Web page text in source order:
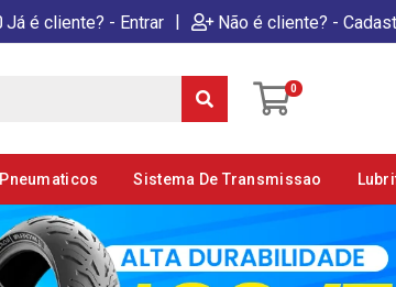
Já é cliente? - Entrar | Não é cliente? -
0
Pneumaticos Sistema De Transmissao